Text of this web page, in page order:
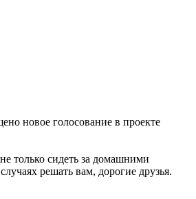
новое голосование в проекте
только сидеть за домашними
решать вам, дорогие друзья.